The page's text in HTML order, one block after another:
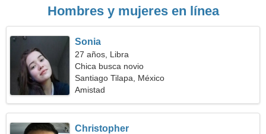
Hombres y mujeres en línea
Sonia
27 años, Libra
Chica busca novio
Santiago Tilapa, México
Amistad
Christopher